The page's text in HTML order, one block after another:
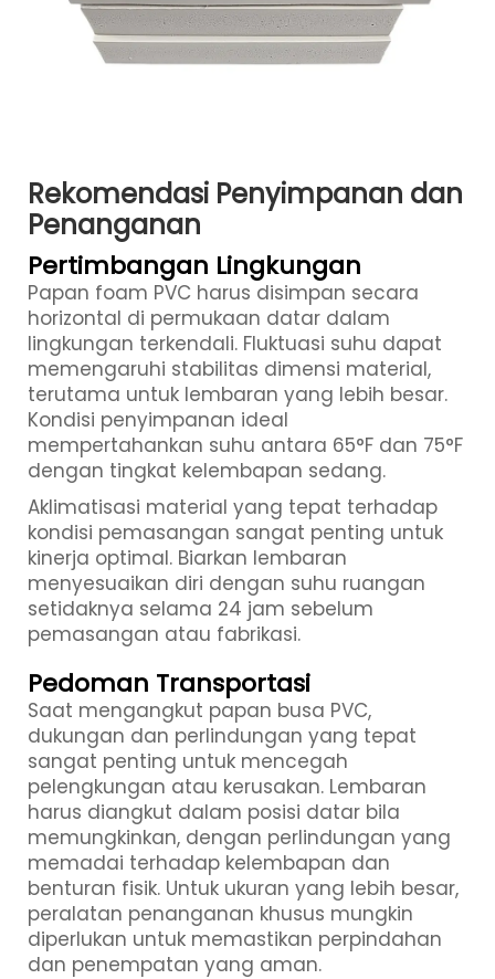
Rekomendasi Penyimpanan dan
Penanganan
Pertimbangan Lingkungan
Papan foam PVC harus disimpan secara
horizontal di permukaan datar dalam
lingkungan terkendali. Fluktuasi suhu dapat
memengaruhi stabilitas dimensi material,
terutama untuk lembaran yang lebih besar.
Kondisi penyimpanan ideal
mempertahankan suhu antara 65°F dan 75°F
dengan tingkat kelembapan sedang.
Aklimatisasi material yang tepat terhadap
kondisi pemasangan sangat penting untuk
kinerja optimal. Biarkan lembaran
menyesuaikan diri dengan suhu ruangan
setidaknya selama 24 jam sebelum
pemasangan atau fabrikasi.
Pedoman Transportasi
Saat mengangkut papan busa PVC,
dukungan dan perlindungan yang tepat
sangat penting untuk mencegah
pelengkungan atau kerusakan. Lembaran
harus diangkut dalam posisi datar bila
memungkinkan, dengan perlindungan yang
memadai terhadap kelembapan dan
benturan fisik. Untuk ukuran yang lebih besar,
peralatan penanganan khusus mungkin
diperlukan untuk memastikan perpindahan
dan penempatan yang aman.